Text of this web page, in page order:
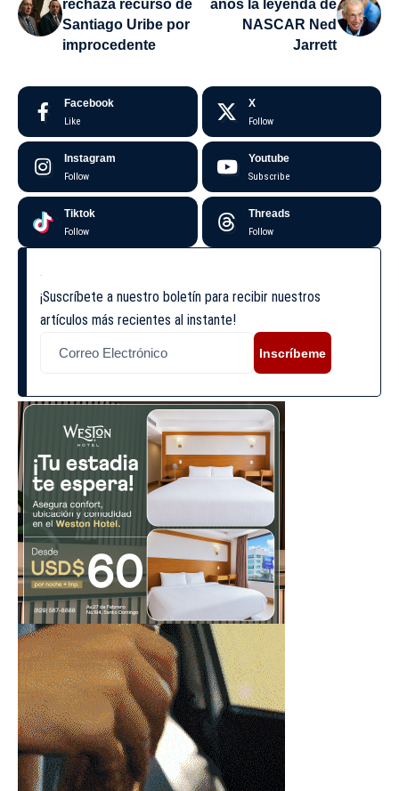
rechaza recurso de
Santiago Uribe por
improcedente
años la leyenda de
NASCAR Ned
Jarrett
Facebook
Like
X
Follow
Instagram
Follow
Youtube
Subscribe
Tiktok
Follow
Threads
Follow
¡Suscríbete a nuestro boletín para recibir nuestros
artículos más recientes al instante!
Inscríbeme